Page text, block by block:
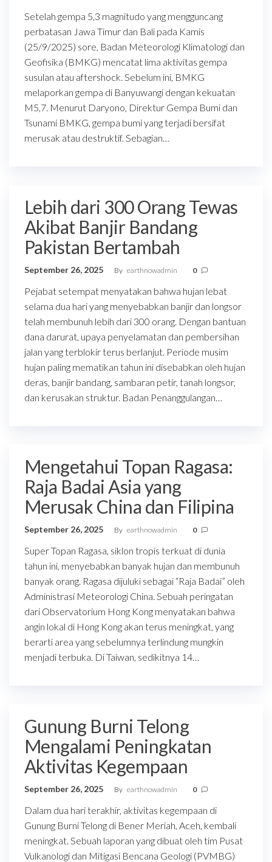
Setelah gempa 5,3 magnitudo yang mengguncang
perbatasan Jawa Timur dan Bali pada Kamis
(25/9/2025) sore, Badan Meteorologi Klimatologi dan
Geofisika (BMKG) mencatat lima aktivitas gempa
susulan atau aftershock. Sebelum ini, BMKG
melaporkan gempa di Banyuwangi dengan kekuatan
M5,7. Menurut Daryono, Direktur Gempa Bumi dan
Tsunami BMKG, gempa bumi yang terjadi bersifat
merusak atau destruktif. Sebagian…
Lebih dari 300 Orang Tewas
Akibat Banjir Bandang
Pakistan Bertambah
September 26, 2025 By earthnowadmin 0
Pejabat setempat menyatakan bahwa hujan lebat
selama dua hari yang menyebabkan banjir dan longsor
telah membunuh lebih dari 300 orang. Dengan bantuan
dana darurat, upaya penyelamatan dan pembersihan
jalan yang terblokir terus berlanjut. Periode musim
hujan paling mematikan tahun ini disebabkan oleh hujan
deras, banjir bandang, sambaran petir, tanah longsor,
dan kerusakan struktur. Badan Penanggulangan…
Mengetahui Topan Ragasa:
Raja Badai Asia yang
Merusak China dan Filipina
September 26, 2025 By earthnowadmin 0
Super Topan Ragasa, siklon tropis terkuat di dunia
tahun ini, menyebabkan banyak hujan dan membunuh
banyak orang. Ragasa dijuluki sebagai “Raja Badai” oleh
Administrasi Meteorologi China. Sebuah peringatan
dari Observatorium Hong Kong menyatakan bahwa
angin lokal di Hong Kong akan terus meningkat, yang
berarti area yang sebelumnya terlindung mungkin
menjadi terbuka. Di Taiwan, sedikitnya 14…
Gunung Burni Telong
Mengalami Peningkatan
Aktivitas Kegempaan
September 26, 2025 By earthnowadmin 0
Dalam dua hari terakhir, aktivitas kegempaan di
Gunung Burni Telong di Bener Meriah, Aceh, kembali
meningkat. Sebuah laporan yang dibuat oleh tim Pusat
Vulkanologi dan Mitigasi Bencana Geologi (PVMBG)